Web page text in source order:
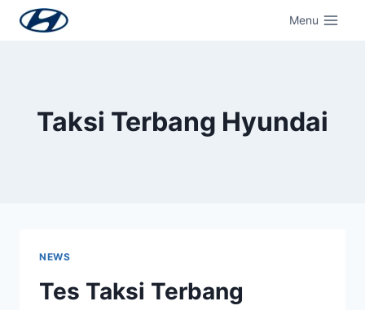
Menu
Taksi Terbang Hyundai
NEWS
Tes Taksi Terbang